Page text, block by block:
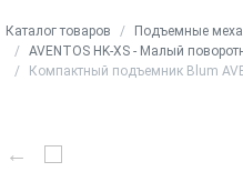
Каталог товаров
Подъемные
AVENTOS HK-XS - Малый
Компактный подъемник Blum